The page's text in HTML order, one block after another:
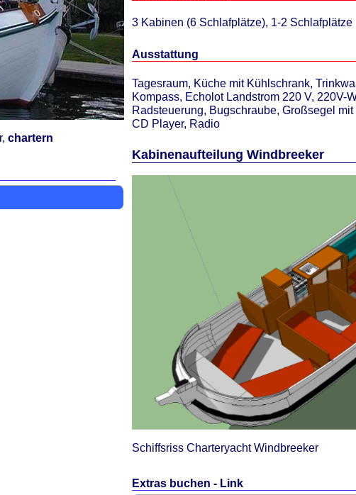
chartern
3 Kabinen (6 Schlafplätze), 1-2 Schlafplätze
Ausstattung
Tagesraum, Küche mit Kühlschrank,
Kompass, Echolot Landstrom 220 V, 220V-
Radsteuerung, Bugschraube, Großsegel
CD Player, Radio
Kabinenaufteilung Windbreeker
Schiffsriss Charteryacht Windbreeker
Extras buchen - Link